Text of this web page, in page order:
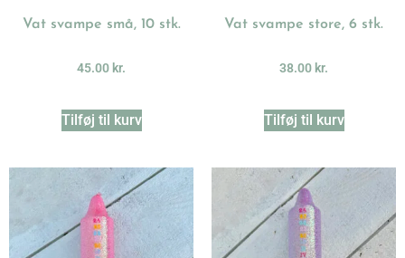
Vat svampe små, 10 stk.
45.00 kr.
Tilføj til kurv
Vat svampe store, 6 stk.
38.00 kr.
Tilføj til kurv